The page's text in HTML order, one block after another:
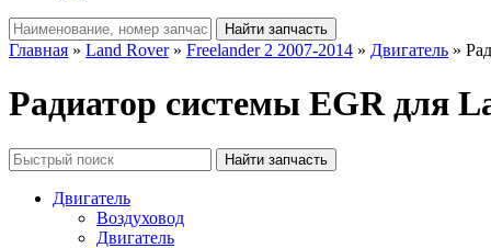
Главная » Land Rover» Freelander 2 2007-2014 » Двигатель »
Радиатор системы EGR для
Двигатель
Воздуховод
Двигатель